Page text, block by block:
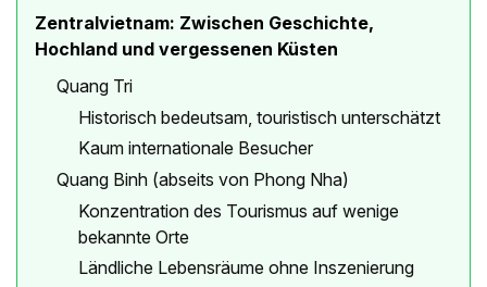
Zentralvietnam: Zwischen Geschichte,
Hochland und vergessenen Küsten
Quang Tri
Historisch bedeutsam, touristisch unterschätzt
Kaum internationale Besucher
Quang Binh (abseits von Phong Nha)
Konzentration des Tourismus auf wenige
bekannte Orte
Ländliche Lebensräume ohne Inszenierung